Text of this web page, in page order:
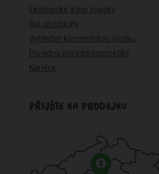
Ekologické a bio značky
Bio certifikáty
Vyhledat kosmetickou složku
Poradna přírodní kosmetiky
Kariéra
PŘIJĎTE NA PRODEJNU
4